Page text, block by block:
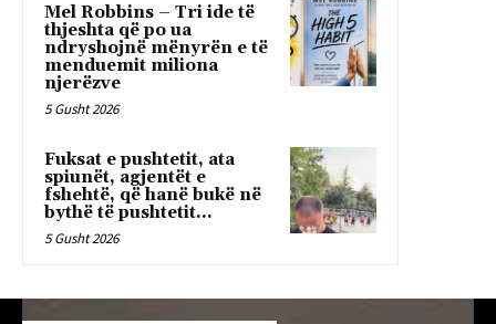
Mel Robbins – Tri ide të
thjeshta që po ua
ndryshojnë mënyrën e të
menduemit miliona
njerëzve
5 Gusht 2026
Fuksat e pushtetit, ata
spiunët, agjentët e
fshehtë, që hanë bukë në
bythë të pushtetit…
5 Gusht 2026